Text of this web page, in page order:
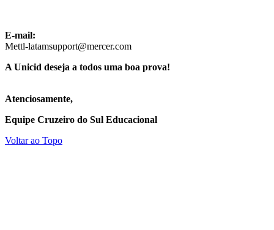
E-mail:
Mettl-latamsupport@mercer.com
A Unicid deseja a todos uma boa prova!
Atenciosamente,
Equipe Cruzeiro do Sul Educacional
Voltar ao Topo